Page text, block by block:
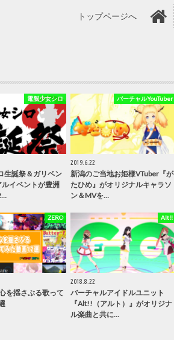
トップページへ
電脳少女シロ
生誕祭＆ガリベン
イベントが豊洲
バーチャルYouTuber
2019.6.22
新潟のご当地お姫様VTuber『が
たひめ』がオリジナルキャラソ
ン＆MVを…
ZERO
を揺さぶる歌って
Alt!!
2018.8.22
バーチャルアイドルユニット
『Alt!!（アルト）』がオリジナ
ル楽曲と共に…